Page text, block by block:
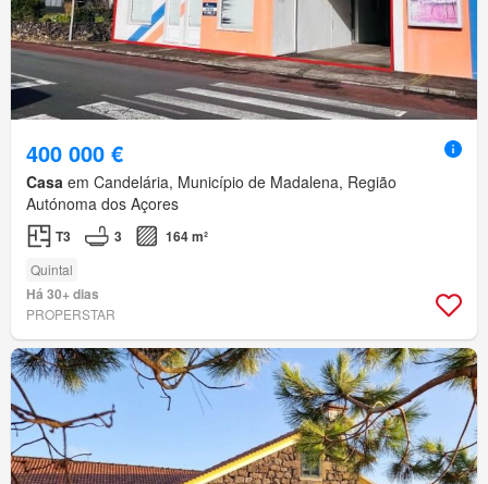
400 000 €
Casa em Candelária, Município de Madalena, Região
Autónoma dos Açores
T3 3 164 m²
Quintal
Há 30+ dias
PROPERSTAR